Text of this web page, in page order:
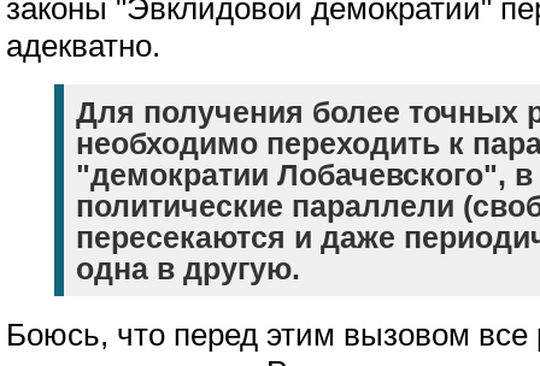
законы "Эвклидовой демократии"
адекватно.
Для получения более точных
необходимо переходить к
"демократии Лобачевского", в
политические параллели
пересекаются и даже
одна в другую.
Боюсь, что перед этим вызовом все